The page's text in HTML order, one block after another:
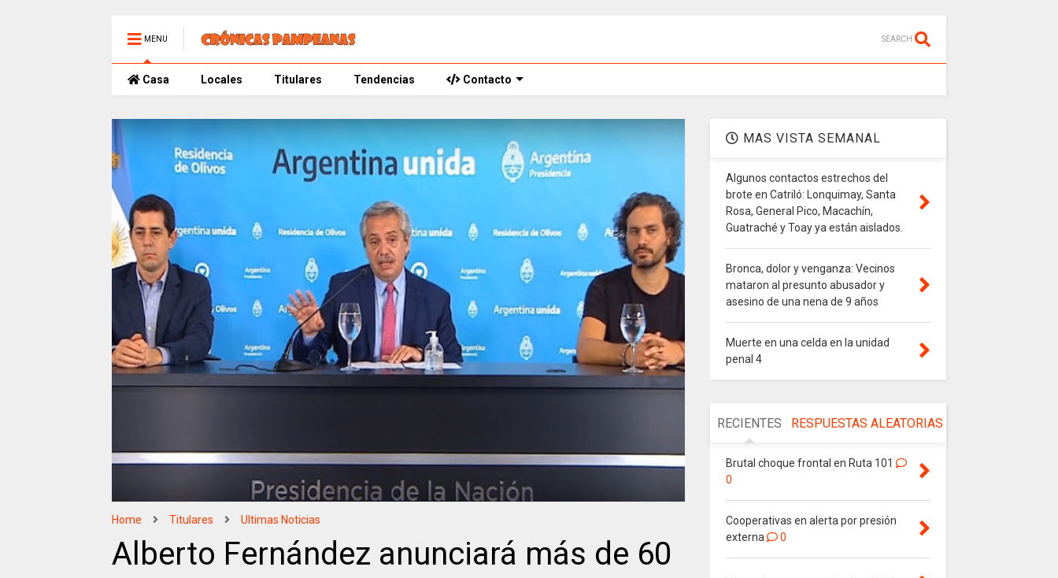
MENU SEARCH
Casa Locales Titulares Tendencias Contacto
Home Titulares Ultimas Noticias
Alberto Fernández anunciará más de 60
MAS VISTA SEMANAL
Algunos contactos estrechos del
brote en Catriló: Lonquimay, Santa
Rosa, General Pico, Macachín,
Guatraché y Toay ya están aislados.
Bronca, dolor y venganza: Vecinos
mataron al presunto abusador y
asesino de una nena de 9 años
Muerte en una celda en la unidad
penal 4
RECIENTES RESPUESTAS ALEATORIAS
Brutal choque frontal en Ruta 101
0
Cooperativas en alerta por presión
externa
0